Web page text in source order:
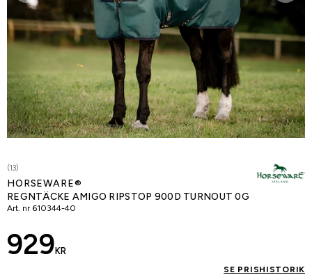
(13)
HORSEWARE®
REGNTÄCKE AMIGO RIPSTOP 900D TURNOUT 0G
Art. nr 610344-40
929 KR
SE PRISHISTORIK